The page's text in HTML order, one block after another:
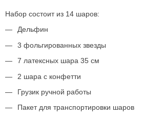
Набор состоит из 14 шаров:
Дельфин
3 фольгированных звезды
7 латексных шара 35 см
2 шара с конфетти
Грузик ручной работы
Пакет для транспортировки шаров